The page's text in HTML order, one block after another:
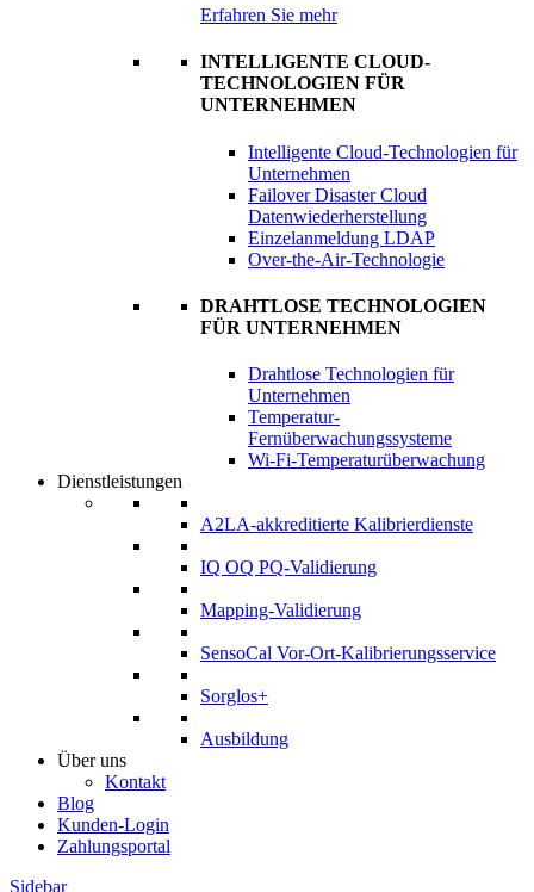
Erfahren Sie mehr
INTELLIGENTE CLOUD-
TECHNOLOGIEN FÜR
UNTERNEHMEN
Intelligente Cloud-Technologien für
Unternehmen
Failover Disaster Cloud
Datenwiederherstellung
Einzelanmeldung LDAP
Over-the-Air-Technologie
DRAHTLOSE TECHNOLOGIEN
FÜR UNTERNEHMEN
Drahtlose Technologien für
Unternehmen
Temperatur-
Fernüberwachungssysteme
Wi-Fi-Temperaturüberwachung
Dienstleistungen
A2LA-akkreditierte Kalibrierdienste
IQ OQ PQ-Validierung
Mapping-Validierung
SensoCal Vor-Ort-Kalibrierungsservice
Sorglos+
Ausbildung
Über uns
Kontakt
Blog
Kunden-Login
Zahlungsportal
Sidebar